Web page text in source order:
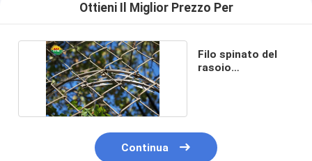
Ottieni Il Miglior Prezzo Per
Filo spinato del
rasoio
Continua